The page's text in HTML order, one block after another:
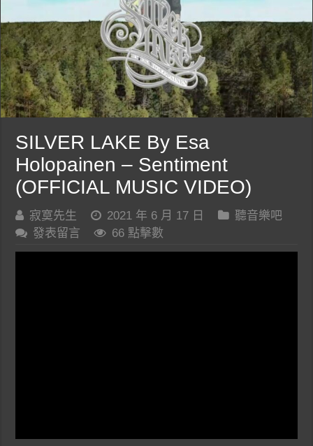
SILVER LAKE By Esa
Holopainen – Sentiment
(OFFICIAL MUSIC VIDEO)
寂寞先生 2021 年 6 月 17 日
聽音樂吧
發表留言
66 點擊數